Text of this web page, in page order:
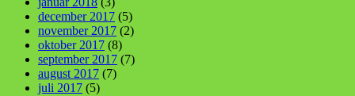
december 2017 (5)
november 2017 (2)
oktober 2017 (8)
september 2017 (7)
august 2017 (7)
juli 2017 (5)